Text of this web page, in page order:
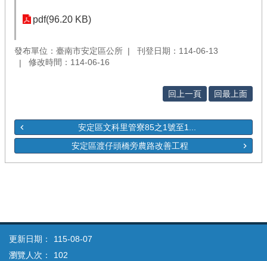
pdf(96.20 KB)
發布單位：臺南市安定區公所
刊登日期：114-06-13
修改時間：114-06-16
回上一頁 回最上面
安定區文科里管寮85之1號至1...
安定區渡仔頭橋旁農路改善工程
更新日期：
115-08-07
瀏覽人次：
102